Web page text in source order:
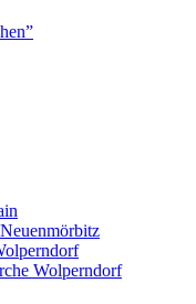
Wolperndorf